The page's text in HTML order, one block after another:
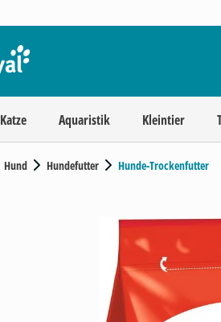
Katze Aquaristik Kleintier
Hund Hundefutter Hunde-Trockenfutter